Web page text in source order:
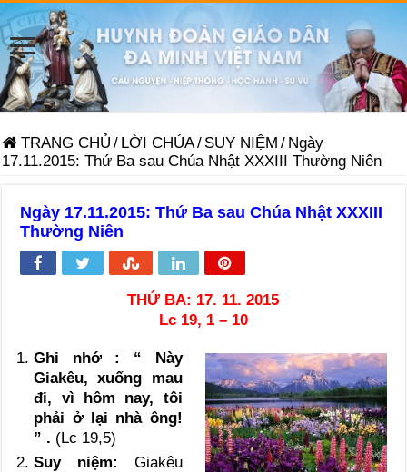
TRANG CHỦ / LỜI CHÚA/ SUY NIỆM / Ngày
17.11.2015: Thứ Ba sau Chúa Nhật XXXIII Thường Niên
Ngày 17.11.2015: Thứ Ba sau Chúa Nhật XXXIII
Thường Niên
THỨ BA: 17. 11. 2015
Lc 19, 1 – 10
Ghi nhớ : “ Này
Giakêu, xuống mau
đi, vì hôm nay, tôi
phải ở lại nhà ông!
” . (Lc 19,5)
Suy niệm: Giakêu